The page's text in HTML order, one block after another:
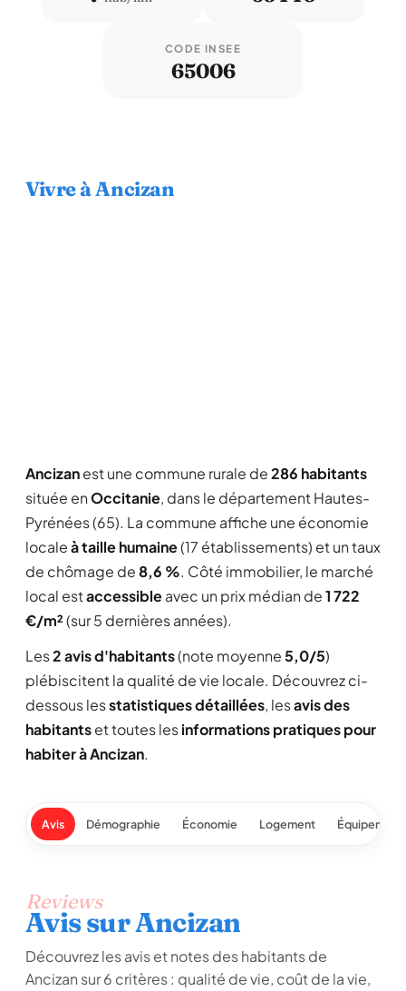
CODE INSEE
65006
Vivre à Ancizan
Ancizanest une commune rurale de286 habitants
située enOccitanie, dans le département Hautes-
Pyrénées (65). La commune affiche une économie
localeà taille humaine(17 établissements) et un taux
de chômage de8,6 %. Côté immobilier, le marché
local estaccessibleavec un prix médian de1 722
€/m²(sur 5 dernières années).
Les2 avis d'habitants(note moyenne5,0/5)
plébiscitent la qualité de vie locale. Découvrez ci-
dessous lesstatistiques détaillées, lesavis des
habitantset toutes lesinformations pratiques pour
habiter à Ancizan.
Avis Démographie Économie Logement
Reviews
Avis sur Ancizan
Découvrez les avis et notes des habitants de
Ancizan sur 6 critères : qualité de vie, coût de la vie,